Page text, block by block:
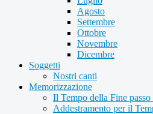
Agosto
Settembre
Ottobre
Novembre
Dicembre
Soggetti
Nostri canti
Memorizzazione
Il Tempo della Fine passo
Addestramento per il